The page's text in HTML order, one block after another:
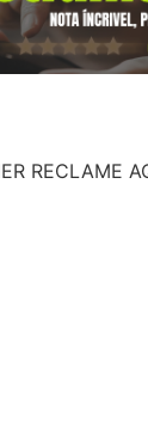
RECLAME